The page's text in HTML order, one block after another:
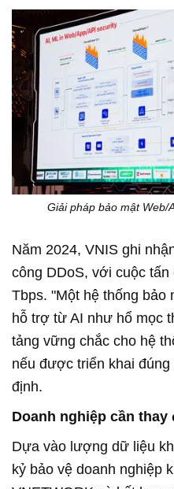
Giải pháp bảo mật Web/
Năm 2024, VNIS ghi
công DDoS, với cuộc
Tbps. "Một hệ thống bảo
hỗ trợ từ AI như hổ mọc
tảng vững chắc cho hệ
nếu được triển khai
định.
Doanh nghiệp cần
Dựa vào lượng dữ liệu
kỷ bảo vệ doanh nghiệp